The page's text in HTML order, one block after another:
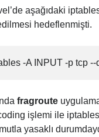
aşağıdaki
hedeflenmişti.
-A INPUT -p tcp
fragroute
işlemi ile
yasaklı